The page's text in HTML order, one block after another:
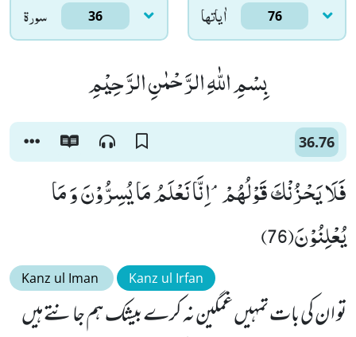
سورۃ 36 اٰياتها 76
بِسْمِ اللّٰهِ الرَّحْمٰنِ الرَّحِیْمِ
36.76
فَلَا یَحْزُنْكَ قَوْلُهُمْۘ-اِنَّا نَعْلَمُ مَا یُسِرُّوْنَ وَ مَا
یُعْلِنُوْنَ(76)
Kanz ul Iman Kanz ul Irfan
تو ان کی بات تمہیں غمگین نہ کرے بیشک ہم جانتے ہیں